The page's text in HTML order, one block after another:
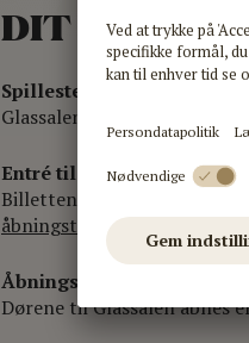
DIT
Spillested
Glassalen.
Entré til Tivoli
Billetten giver adgang til
åbningstid
Åbningstider i Glassalen
Dørene til Glassalen